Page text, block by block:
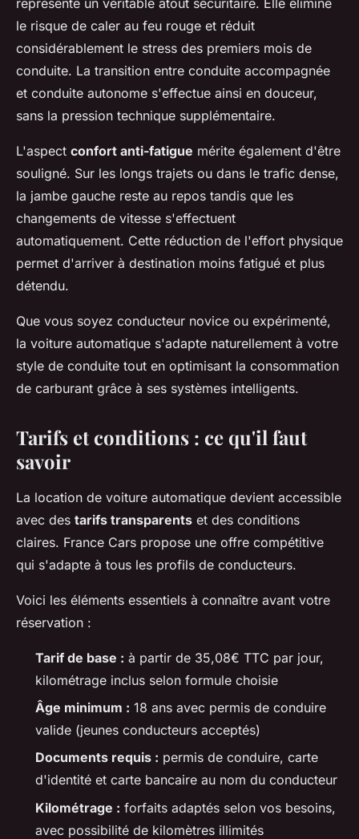
le risque de caler au feu rouge et réduit
considérablement le stress des premiers mois de
conduite. La transition entre conduite accompagnée
et conduite autonome s'effectue ainsi en douceur,
sans la pression technique supplémentaire.
L'aspect confort anti-fatigue mérite également d'être
souligné. Sur les longs trajets ou dans le trafic dense,
la jambe gauche reste au repos tandis que les
changements de vitesse s'effectuent
automatiquement. Cette réduction de l'effort physique
permet d'arriver à destination moins fatigué et plus
détendu.
Que vous soyez conducteur novice ou expérimenté,
la voiture automatique s'adapte naturellement à votre
style de conduite tout en optimisant la consommation
de carburant grâce à ses systèmes intelligents.
Tarifs et conditions : ce qu'il faut
savoir
La location de voiture automatique devient accessible
avec des tarifs transparents et des conditions
claires. France Cars propose une offre compétitive
qui s'adapte à tous les profils de conducteurs.
Voici les éléments essentiels à connaître avant votre
réservation :
Tarif de base : à partir de 35,08€ TTC par jour,
kilométrage inclus selon formule choisie
Âge minimum : 18 ans avec permis de conduire
valide (jeunes conducteurs acceptés)
Documents requis : permis de conduire, carte
d'identité et carte bancaire au nom du conducteur
Kilométrage : forfaits adaptés selon vos besoins,
avec possibilité de kilomètres illimités